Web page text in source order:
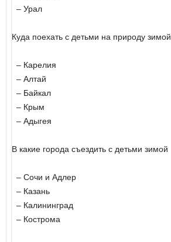
– Урал
Куда поехать с детьми на природу зимой
– Карелия
– Алтай
– Байкал
– Крым
– Адыгея
В какие города съездить с детьми зимой
– Сочи и Адлер
– Казань
– Калининград
– Кострома